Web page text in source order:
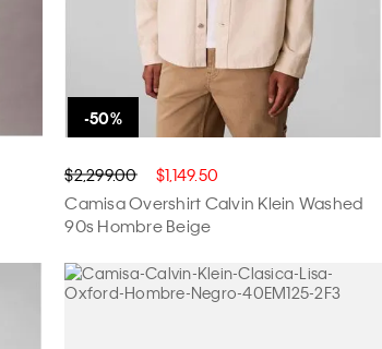
$2,299.00 $1,149.50
Camisa Overshirt Calvin Klein Washed
90s Hombre Beige